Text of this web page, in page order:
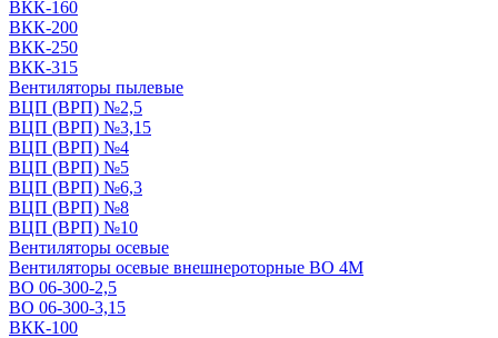
ВКК-160
ВКК-200
ВКК-250
ВКК-315
Вентиляторы пылевые
ВЦП (ВРП) №2,5
ВЦП (ВРП) №3,15
ВЦП (ВРП) №4
ВЦП (ВРП) №5
ВЦП (ВРП) №6,3
ВЦП (ВРП) №8
ВЦП (ВРП) №10
Вентиляторы осевые
Вентиляторы осевые внешнероторные ВО 4М
ВО 06-300-2,5
ВО 06-300-3,15
ВКК-100